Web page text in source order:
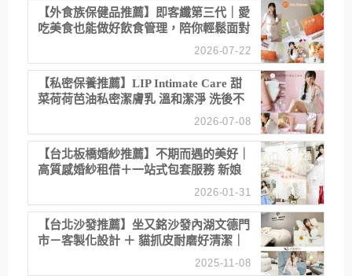
【外食族保健品推薦】即客纖第三代｜愛
吃美食也能做好飲食管理，陪你輕鬆面對
2026-07-22
【私密保養推薦】LIP Intimate Care 甜
菜荷荷芭油私密潔膚乳 溫和潔淨 洗後不
2026-07-08
【台北板橋婚紗推薦】不期而遇的美好｜
高質感婚紗租借＋一站式包套服務 新娘
2026-01-31
【台北沙發推薦】坐又銘沙發內湖文德門
市－客製化設計 ＋ 貓抓皮耐磨好清潔｜
直營直銷、價格透明 高CP值打造夢想
2025-11-08